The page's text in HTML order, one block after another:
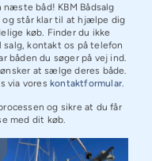
båd! KBM Bådsalg
og står klar til at hjælpe dig
køb. Finder du ikke
salg, kontakt os på telefon
båden du søger på vej ind.
at sælge deres både.
via vores kontaktformular.
og sikre at du får
med dit køb.